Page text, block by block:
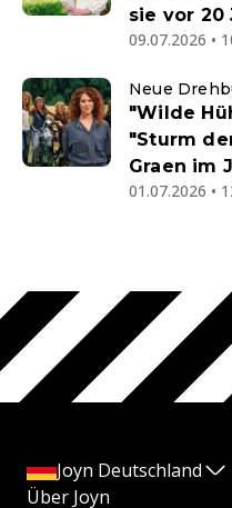
sie vor 20
09.07.2026 •
Neue
"Wilde
"Sturm
Graen im
01.07.2026 •
Joyn Deutschland
Über Joyn